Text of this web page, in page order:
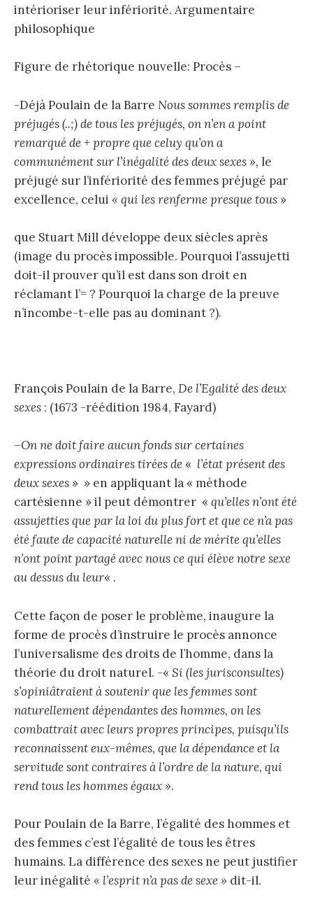
intérioriser leur infériorité. Argumentaire
philosophique
Figure de rhétorique nouvelle: Procès –
-Déjà Poulain de la Barre Nous sommes remplis de
préjugés (..;) de tous les préjugés, on n’en a point
remarqué de + propre que celuy qu’on a
communément sur l’inégalité des deux sexes », le
préjugé sur l’infériorité des femmes préjugé par
excellence, celui « qui les renferme presque tous »
que Stuart Mill développe deux siècles après
(image du procès impossible. Pourquoi l’assujetti
doit-il prouver qu’il est dans son droit en
réclamant l’= ? Pourquoi la charge de la preuve
n’incombe-t-elle pas au dominant ?).
François Poulain de la Barre, De l’Egalité des deux
sexes : (1673 -réédition 1984, Fayard)
–On ne doit faire aucun fonds sur certaines
expressions ordinaires tirées de« l’état présent des
deux sexes » » en appliquant la « méthode
cartésienne » il peut démontrer « qu’elles n’ont été
assujetties que par la loi du plus fort et que ce n’a pas
été faute de capacité naturelle ni de mérite qu’elles
n’ont point partagé avec nous ce qui élève notre sexe
au dessus du leur« .
Cette façon de poser le problème, inaugure la
forme de procès d’instruire le procès annonce
l’universalisme des droits de l’homme, dans la
théorie du droit naturel. -« Si (les jurisconsultes)
s’opiniâtraient à soutenir que les femmes sont
naturellement dépendantes des hommes, on les
combattrait avec leurs propres principes, puisqu’ils
reconnaissent eux-mêmes, que la dépendance et la
servitude sont contraires à l’ordre de la nature, qui
rend tous les hommes égaux ».
Pour Poulain de la Barre, l’égalité des hommes et
des femmes c’est l’égalité de tous les êtres
humains. La différence des sexes ne peut justifier
leur inégalité « l’esprit n’a pas de sexe » dit-il.